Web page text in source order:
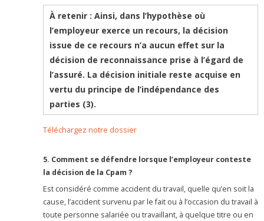
À retenir :Ainsi, dans l’hypothèse où
l’employeur exerce un recours, la décision
issue de ce recours n’a aucun effet sur la
décision de reconnaissance prise à l’égard de
l’assuré. La décision initiale reste acquise en
vertu du principe de l’indépendance des
parties (3).
Téléchargez notre dossier
5. Comment se défendre lorsque l’employeur conteste
la décision de la Cpam ?
Est considéré comme accident du travail, quelle qu’en soit la
cause, l’accident survenu par le fait ou à l’occasion du travail à
toute personne salariée ou travaillant, à quelque titre ou en